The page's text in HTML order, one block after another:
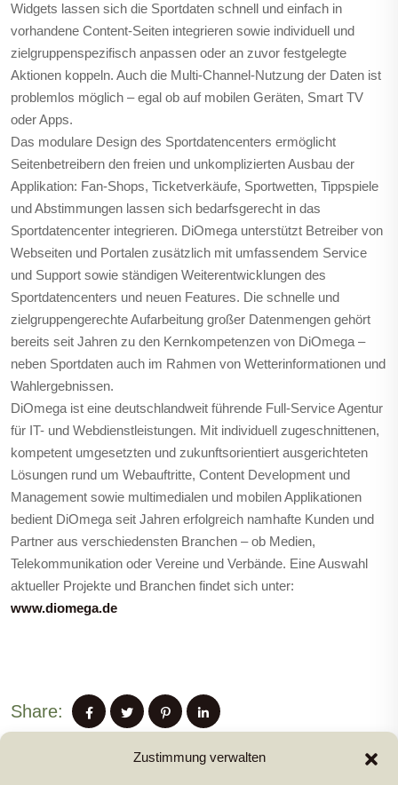
Zustimmung verwalten
Widgets lassen sich die Sportdaten schnell und einfach in
vorhandene Content-Seiten integrieren sowie individuell und
zielgruppenspezifisch anpassen oder an zuvor festgelegte
Aktionen koppeln. Auch die Multi-Channel-Nutzung der Daten ist
problemlos möglich – egal ob auf mobilen Geräten, Smart TV
oder Apps.
Das modulare Design des Sportdatencenters ermöglicht
Seitenbetreibern den freien und unkomplizierten Ausbau der
Applikation: Fan-Shops, Ticketverkäufe, Sportwetten, Tippspiele
und Abstimmungen lassen sich bedarfsgerecht in das
Sportdatencenter integrieren. DiOmega unterstützt Betreiber von
Webseiten und Portalen zusätzlich mit umfassendem Service
und Support sowie ständigen Weiterentwicklungen des
Sportdatencenters und neuen Features. Die schnelle und
zielgruppengerechte Aufarbeitung großer Datenmengen gehört
bereits seit Jahren zu den Kernkompetenzen von DiOmega –
neben Sportdaten auch im Rahmen von Wetterinformationen und
Wahlergebnissen.
DiOmega ist eine deutschlandweit führende Full-Service Agentur
für IT- und Webdienstleistungen. Mit individuell zugeschnittenen,
kompetent umgesetzten und zukunftsorientiert ausgerichteten
Lösungen rund um Webauftritte, Content Development und
Management sowie multimedialen und mobilen Applikationen
bedient DiOmega seit Jahren erfolgreich namhafte Kunden und
Partner aus verschiedensten Branchen – ob Medien,
Telekommunikation oder Vereine und Verbände. Eine Auswahl
aktueller Projekte und Branchen findet sich unter:
www.diomega.de
Share: